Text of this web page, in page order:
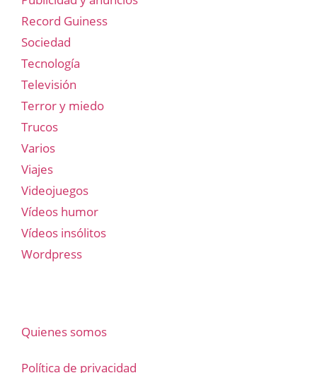
Record Guiness
Sociedad
Tecnología
Televisión
Terror y miedo
Trucos
Varios
Viajes
Videojuegos
Vídeos humor
Vídeos insólitos
Wordpress
Quienes somos
Política de privacidad